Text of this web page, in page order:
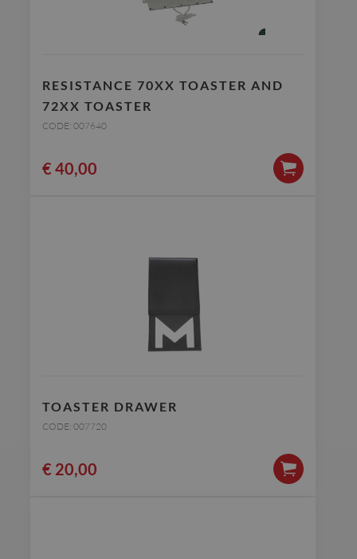
RESISTANCE 70XX TOASTER AND
72XX TOASTER
CODE: 007640
€ 40,00
TOASTER DRAWER
CODE: 007720
€ 20,00